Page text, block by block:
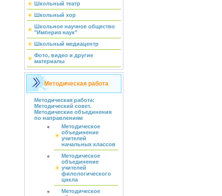
Школьный театр
Школьный хор
Школьное научное общество
"Империя наук"
Школьный медиацентр
Фото, видео и другие
материалы
Методическая работа
Методическая работа:
Методический совет.
Методические объединения
по направлениям
Методическое
объединение
учителей
начальных классов
Методическое
объединение
учителей
филологического
цикла
Методическое